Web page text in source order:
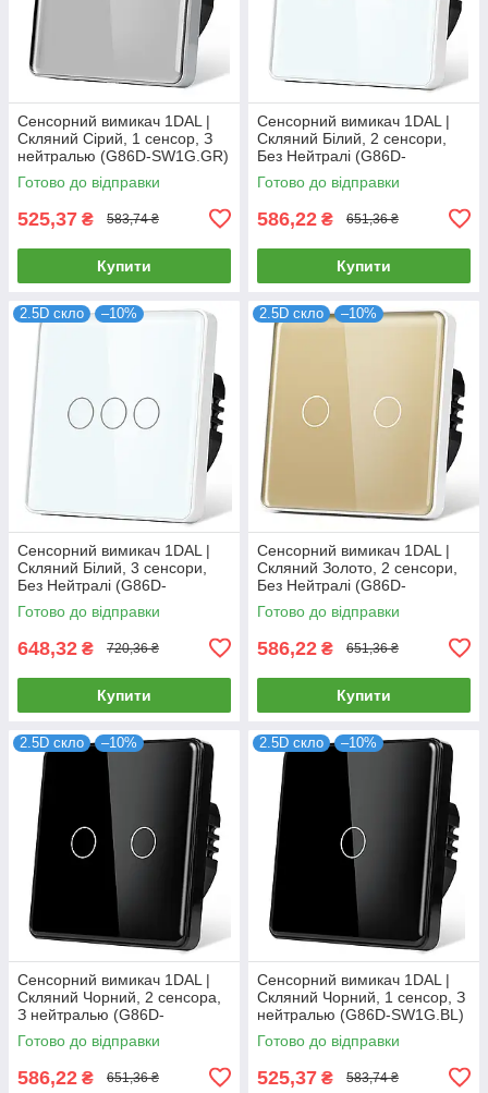
Сенсорний вимикач 1DAL |
Скляний Сірий, 1 сенсор, З
нейтралью (G86D-SW1G.GR)
Готово до відправки
525,37 ₴ 583,74 ₴
Купити
Сенсорний вимикач 1DAL |
Скляний Білий, 2 сенсори,
Без Нейтралі (G86D-
SW2G.SL.WT)
Готово до відправки
586,22 ₴ 651,36 ₴
Купити
2.5D скло –10%
Сенсорний вимикач 1DAL |
Скляний Білий, 3 сенсори,
Без Нейтралі (G86D-
SW3G.SL.WT)
Готово до відправки
648,32 ₴ 720,36 ₴
Купити
2.5D скло –10%
Сенсорний вимикач 1DAL |
Скляний Золото, 2 сенсори,
Без Нейтралі (G86D-
SW2G.SL.GD)
Готово до відправки
586,22 ₴ 651,36 ₴
Купити
2.5D скло –10%
Сенсорний вимикач 1DAL |
Скляний Чорний, 2 сенсора,
З нейтралью (G86D-
SW2G.BL)
Готово до відправки
586,22 ₴ 651,36 ₴
2.5D скло –10%
Сенсорний вимикач 1DAL |
Скляний Чорний, 1 сенсор, З
нейтралью (G86D-SW1G.BL)
Готово до відправки
525,37 ₴ 583,74 ₴